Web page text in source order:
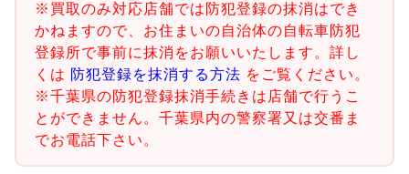
※買取のみ対応店舗では防犯登録の抹消はでき
かねますので、お住まいの自治体の自転車防犯
登録所で事前に抹消をお願いいたします。詳し
くは 防犯登録を抹消する方法 をご覧ください。
※千葉県の防犯登録抹消手続きは店舗で行うこ
とができません。千葉県内の警察署又は交番ま
でお電話下さい。